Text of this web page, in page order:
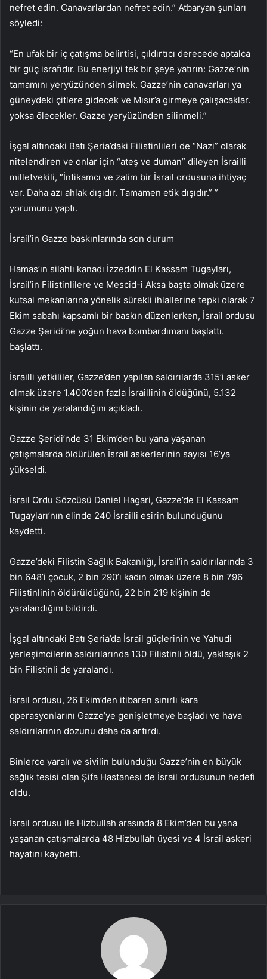
nefret edin. Canavarlardan nefret edin.” Atbaryan şunları
söyledi:
“En ufak bir iç çatışma belirtisi, çıldırtıcı derecede aptalca
bir güç israfıdır. Bu enerjiyi tek bir şeye yatırın: Gazze’nin
tamamını yeryüzünden silmek. Gazze’nin canavarları ya
güneydeki çitlere gidecek ve Mısır’a girmeye çalışacaklar.
yoksa ölecekler. Gazze yeryüzünden silinmeli.”
İşgal altındaki Batı Şeria’daki Filistinlileri de “Nazi” olarak
nitelendiren ve onlar için “ateş ve duman” dileyen İsrailli
milletvekili, “İntikamcı ve zalim bir İsrail ordusuna ihtiyaç
var. Daha azı ahlak dışıdır. Tamamen etik dışıdır.” ”
yorumunu yaptı.
İsrail’in Gazze baskınlarında son durum
Hamas’ın silahlı kanadı İzzeddin El Kassam Tugayları,
İsrail’in Filistinlilere ve Mescid-i Aksa başta olmak üzere
kutsal mekanlarına yönelik sürekli ihlallerine tepki olarak 7
Ekim sabahı kapsamlı bir baskın düzenlerken, İsrail ordusu
Gazze Şeridi’ne yoğun hava bombardımanı başlattı.
başlattı.
İsrailli yetkililer, Gazze’den yapılan saldırılarda 315’i asker
olmak üzere 1.400’den fazla İsraillinin öldüğünü, 5.132
kişinin de yaralandığını açıkladı.
Gazze Şeridi’nde 31 Ekim’den bu yana yaşanan
çatışmalarda öldürülen İsrail askerlerinin sayısı 16’ya
yükseldi.
İsrail Ordu Sözcüsü Daniel Hagari, Gazze’de El Kassam
Tugayları’nın elinde 240 İsrailli esirin bulunduğunu
kaydetti.
Gazze’deki Filistin Sağlık Bakanlığı, İsrail’in saldırılarında 3
bin 648’i çocuk, 2 bin 290’ı kadın olmak üzere 8 bin 796
Filistinlinin öldürüldüğünü, 22 bin 219 kişinin de
yaralandığını bildirdi.
İşgal altındaki Batı Şeria’da İsrail güçlerinin ve Yahudi
yerleşimcilerin saldırılarında 130 Filistinli öldü, yaklaşık 2
bin Filistinli de yaralandı.
İsrail ordusu, 26 Ekim’den itibaren sınırlı kara
operasyonlarını Gazze’ye genişletmeye başladı ve hava
saldırılarının dozunu daha da artırdı.
Binlerce yaralı ve sivilin bulunduğu Gazze’nin en büyük
sağlık tesisi olan Şifa Hastanesi de İsrail ordusunun hedefi
oldu.
İsrail ordusu ile Hizbullah arasında 8 Ekim’den bu yana
yaşanan çatışmalarda 48 Hizbullah üyesi ve 4 İsrail askeri
hayatını kaybetti.